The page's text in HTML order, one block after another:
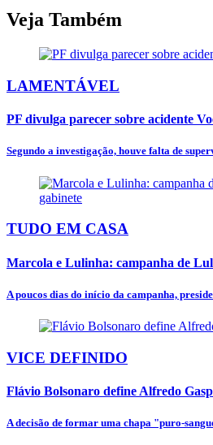
Veja Também
LAMENTÁVEL
PF divulga parecer sobre acidente
Segundo a investigação, houve falta de
TUDO EM CASA
Marcola e Lulinha: campanha de
A poucos dias do início da campanha,
VICE DEFINIDO
Flávio Bolsonaro define Alfredo
A decisão de formar uma chapa "puro-